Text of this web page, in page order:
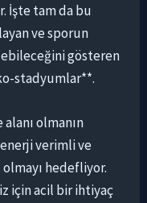
İşte tam da bu
ve sporun
gösteren
stadyumlar**.
olmanın
verimli ve
hedefliyor.
için acil bir ihtiyaç